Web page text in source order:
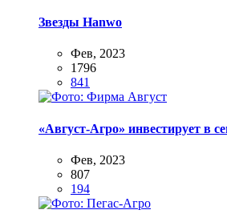
Звезды Hanwo
Фев, 2023
1796
841
«Август-Агро» инвестирует в
Фев, 2023
807
194